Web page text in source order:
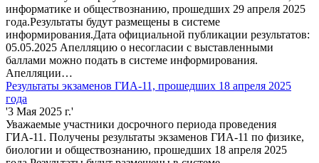
информатике и обществознанию, прошедших 29 апреля 2025
года.Результаты будут размещены в системе
информирования.Дата официальной публикации результатов:
05.05.2025 Апелляцию о несогласии с выставленными
баллами можно подать в системе информирования.
Апелляции…
Результаты экзаменов ГИА-11, прошедших 18 апреля 2025
года
'3 Мая 2025 г.'
Уважаемые участники досрочного периода проведения
ГИА-11. Получены результаты экзаменов ГИА-11 по физике,
биологии и обществознанию, прошедших 18 апреля 2025